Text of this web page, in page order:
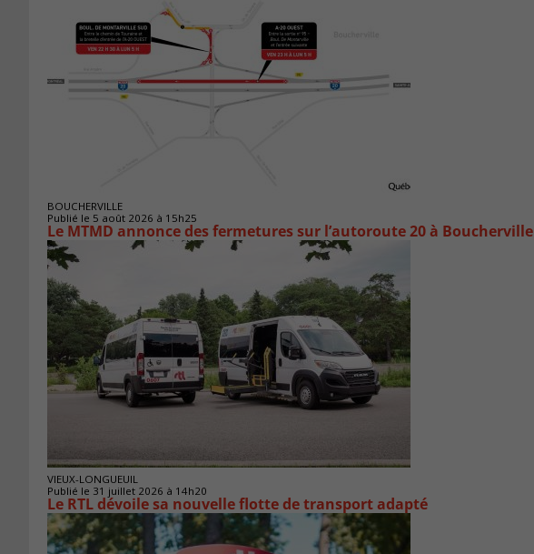
BOUCHERVILLE
Publié le 5 août 2026 à 15h25
Le MTMD annonce des fermetures sur l’autoroute 20 à Boucherville
VIEUX-LONGUEUIL
Publié le 31 juillet 2026 à 14h20
Le RTL dévoile sa nouvelle flotte de transport adapté